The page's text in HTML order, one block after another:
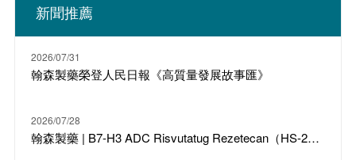
新聞推薦
2026/07/31
翰森製藥榮登人民日報《高質量發展故事匯》
2026/07/28
翰森製藥 | B7-H3 ADC Risvutatug Rezetecan（HS-20093）骨肉瘤III期臨床ARTEMIS-011達到IRC-PFS主要終點